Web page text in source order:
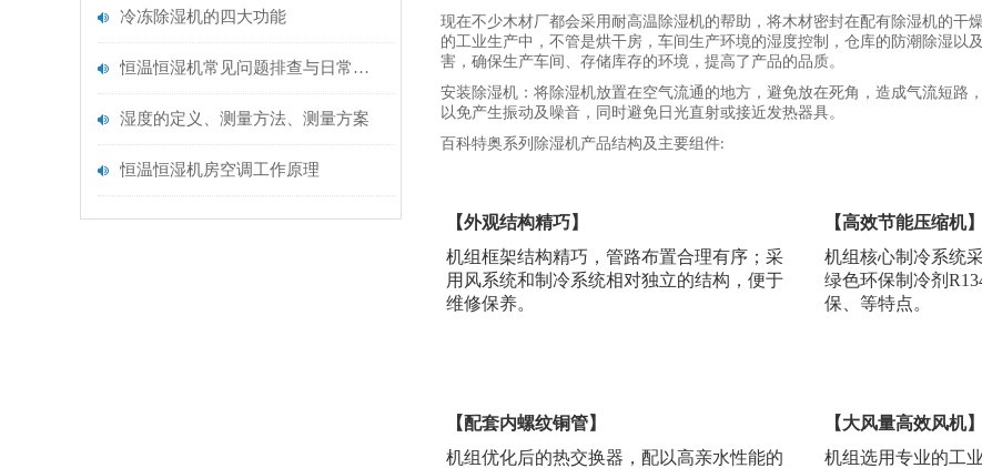
冷冻除湿机的四大功能
恒温恒湿机常见问题排查与日常维护指南
湿度的定义、测量方法、测量方案
恒温恒湿机房空调工作原理
现在不少木材厂都会采用耐高温除湿机的帮助，将木材密封在配有除湿机的干
的工业生产中，不管是烘干房，车间生产环境的湿度控制，仓库的防潮除湿以
害，确保生产车间、存储库存的环境，提高了产品的品质。
安装除湿机：将除湿机放置在空气流通的地方，避免放在死角，造成气流短路
以免产生振动及噪音，同时避免日光直射或接近发热器具。
百科特奥系列除湿机产品结构及主要组件:
【外观结构精巧】
机组框架结构精巧，管路布置合理有序；采
用风系统和制冷系统相对独立的结构，便于
维修保养。
【高效节能压缩机】
机组核心制冷系统
绿色环保制冷剂
保、等特点。
【配套内螺纹铜管】
机组优化后的热交换器，配以高亲水性能的
【大风量高效风机】
机组选用专业的工